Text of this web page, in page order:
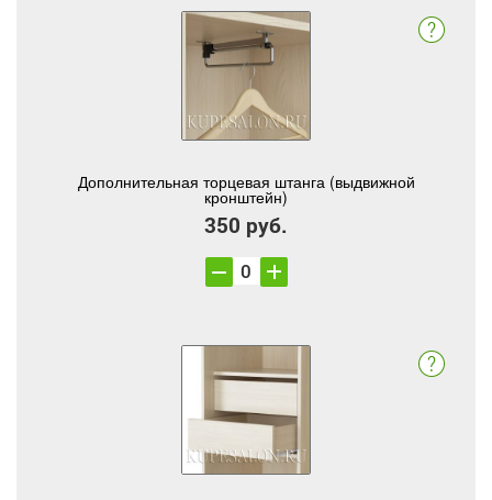
Дополнительная торцевая штанга (выдвижной
кронштейн)
350 руб.